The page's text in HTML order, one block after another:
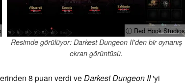
ⓘ Red Hook Studios
Resimde görülüyor: Darkest Dungeon II'den bir oynanış
ekran görüntüsü.
8 puan verdi veDarkest Dungeon II'yi